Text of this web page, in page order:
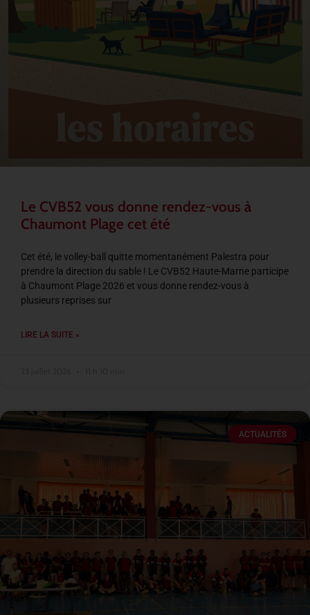
Le CVB52 vous donne rendez-vous à
Chaumont Plage cet été
Cet été, le volley-ball quitte momentanément Palestra pour
prendre la direction du sable ! Le CVB52 Haute-Marne participe
à Chaumont Plage 2026 et vous donne rendez-vous à
plusieurs reprises sur
LIRE LA SUITE »
ACTUALITÉS